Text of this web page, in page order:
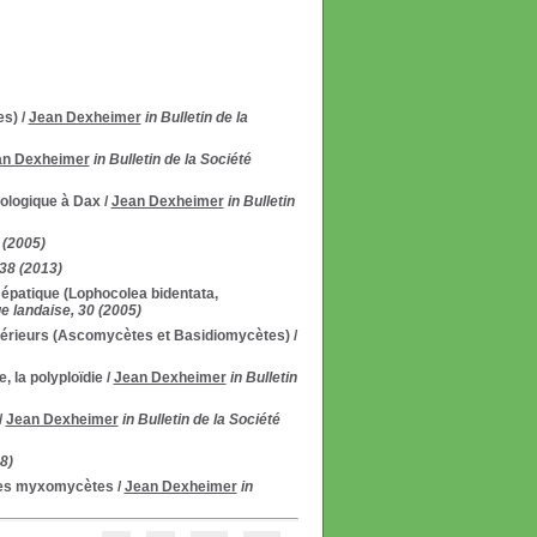
/ Jean Dexheimer in Bulletin de la
Dexheimer in Bulletin de la Société
à Dax/ Jean Dexheimer in Bulletin
(2013)
(Lophocolea bidentata,
landaise, 30 (2005)
(Ascomycètes et Basidiomycètes)/
la polyploïdie/ Jean Dexheimer in Bulletin
Jean Dexheimer in Bulletin de la Société
myxomycètes / Jean Dexheimer in